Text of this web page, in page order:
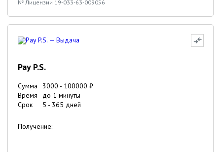
№ Лицензии 19-033-63-009056
Pay P.S.
Сумма 3000 - 100000 ₽
Время
до 1 минуты
Срок
5 - 365 дней
Получение: